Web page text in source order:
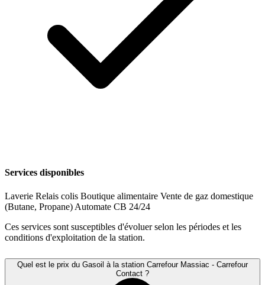
Services disponibles
Laverie Relais colis Boutique alimentaire Vente de gaz domestique
(Butane, Propane) Automate CB 24/24
Ces services sont susceptibles d'évoluer selon les périodes et les
conditions d'exploitation de la station.
Quel est le prix du Gasoil à la station Carrefour Massiac - Carrefour
Contact ?